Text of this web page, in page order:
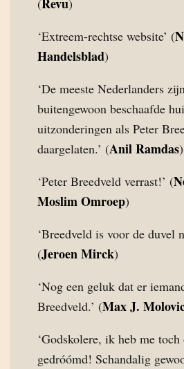
(
)
‘Extreem-rechtse website’ (
Handelsblad)
‘De meeste Nederlanders
buitengewoon beschaafde
uitzonderingen als Peter
daargelaten.’ (Anil Ramdas)
‘Peter Breedveld verrast!’ (
Moslim Omroep)
‘Breedveld is voor de duvel
(Jeroen Mirck)
‘Nog een geluk dat er
Breedveld.’ (Max J.
‘Godskolere, ik heb me toch
gedróómd! Schandalig